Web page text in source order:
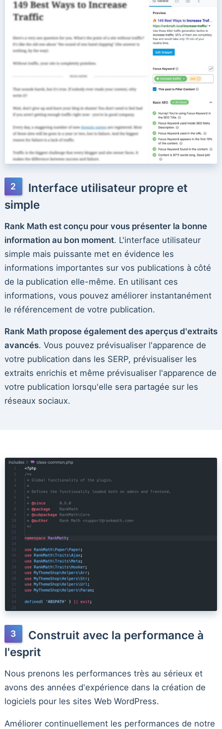
Interface utilisateur propre et
simple
Rank Math est conçu pour vous présenter la bonne
information au bon moment. L'interface utilisateur
simple mais puissante met en évidence les
informations importantes sur vos publications à côté
de la publication elle-même. En utilisant ces
informations, vous pouvez améliorer instantanément
le référencement de votre publication.
Rank Math propose également des aperçus d'extraits
avancés. Vous pouvez prévisualiser l'apparence de
votre publication dans les SERP, prévisualiser les
extraits enrichis et même prévisualiser l'apparence de
votre publication lorsqu'elle sera partagée sur les
réseaux sociaux.
Construit avec la performance à
l'esprit
Nous prenons les performances très au sérieux et
avons des années d'expérience dans la création de
logiciels pour les sites Web WordPress.
Améliorer continuellement les performances de notre